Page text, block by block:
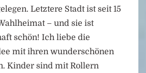
Letztere Stadt ist seit 15
– und sie ist
schön! Ich liebe die
mit ihren wunderschönen
Kinder sind mit Rollern